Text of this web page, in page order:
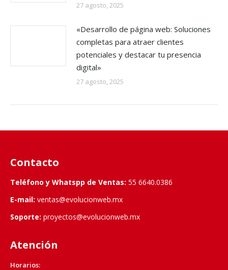
27 agosto, 2025
«Desarrollo de página web: Soluciones
completas para atraer clientes
potenciales y destacar tu presencia
digital»
27 agosto, 2025
Contacto
Teléfono y Whatspp de Ventas: 55 6640.0386
E-mail: ventas@evolucionweb.mx
Soporte: proyectos@evolucionweb.mx
Atención
Horarios: